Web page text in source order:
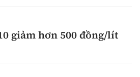
giảm hơn 500 đồng/lít